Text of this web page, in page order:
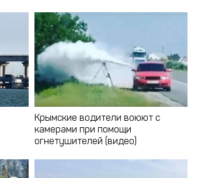
Крымские водители воюют с
камерами при помощи
огнетушителей (видео)